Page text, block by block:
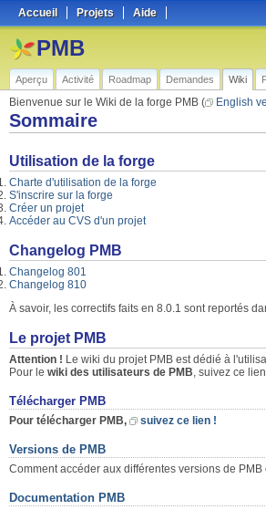
Accueil Projets Aide
PMB
Aperçu Activité Roadmap Demandes Wiki
Bienvenue sur le Wiki de la forge PMB ( English
Sommaire
Utilisation de la forge
Charte d'utilisation de la forge
S'inscrire sur la forge
Créer un projet
Accéder au CVS d'un projet
Changelog PMB
Changelog 801
Changelog 810
À savoir, les correctifs faits en 8.0.1 sont reportés
Le projet PMB
Attention ! Le wiki du projet PMB est dédié à
Pour le wiki des utilisateurs de PMB, suivez ce lien
Télécharger PMB
Pour télécharger PMB, suivez ce lien !
Versions de PMB
Comment accéder aux différentes versions de PMB
Documentation PMB